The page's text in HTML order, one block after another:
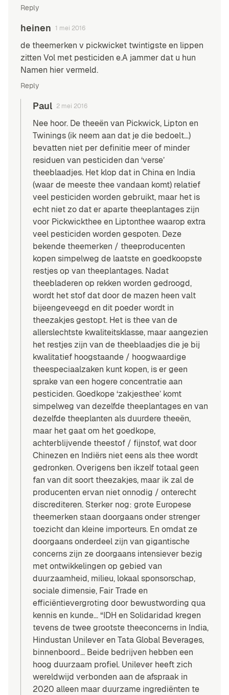
Reply
heinen 1 mei 2016
de theemerken v pickwicket twintigste en lippen
zitten Vol met pesticiden e.A jammer dat u hun
Namen hier vermeld.
Reply
Paul 2 mei 2016
Nee hoor. De theeën van Pickwick, Lipton en
Twinings (ik neem aan dat je die bedoelt…)
bevatten niet per definitie meer of minder
residuen van pesticiden dan ‘verse’
theeblaadjes. Het klop dat in China en India
(waar de meeste thee vandaan komt) relatief
veel pesticiden worden gebruikt, maar het is
echt niet zo dat er aparte theeplantages zijn
voor Pickwickthee en Liptonthee waarop extra
veel pesticiden worden gespoten. Deze
bekende theemerken / theeproducenten
kopen simpelweg de laatste en goedkoopste
restjes op van theeplantages. Nadat
theebladeren op rekken worden gedroogd,
wordt het stof dat door de mazen heen valt
bijeengeveegd en dit poeder wordt in
theezakjes gestopt. Het is thee van de
allerslechtste kwaliteitsklasse, maar aangezien
het restjes zijn van de theeblaadjes die je bij
kwalitatief hoogstaande / hoogwaardige
theespeciaalzaken kunt kopen, is er geen
sprake van een hogere concentratie aan
pesticiden. Goedkope ‘zakjesthee’ komt
simpelweg van dezelfde theeplantages en van
dezelfde theeplanten als duurdere theeën,
maar het gaat om het goedkope,
achterblijvende theestof / fijnstof, wat door
Chinezen en Indiërs niet eens als thee wordt
gedronken. Overigens ben ikzelf totaal geen
fan van dit soort theezakjes, maar ik zal de
producenten ervan niet onnodig / onterecht
discrediteren. Sterker nog: grote Europese
theemerken staan doorgaans onder strenger
toezicht dan kleine importeurs. En omdat ze
doorgaans onderdeel zijn van gigantische
concerns zijn ze doorgaans intensiever bezig
met ontwikkelingen op gebied van
duurzaamheid, milieu, lokaal sponsorschap,
sociale dimensie, Fair Trade en
efficiëntievergroting door bewustwording qua
kennis en kunde… “IDH en Solidaridad kregen
tevens de twee grootste theeconcerns in India,
Hindustan Unilever en Tata Global Beverages,
binnenboord… Beide bedrijven hebben een
hoog duurzaam profiel. Unilever heeft zich
wereldwijd verbonden aan de afspraak in
2020 alleen maar duurzame ingrediënten te